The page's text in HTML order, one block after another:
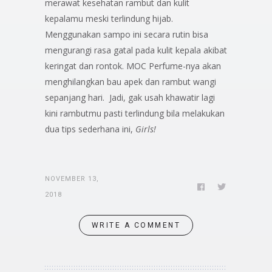
merawat kesehatan rambut dan kulit
kepalamu meski terlindung hijab.
Menggunakan sampo ini secara rutin bisa
mengurangi rasa gatal pada kulit kepala akibat
keringat dan rontok. MOC Perfume-nya akan
menghilangkan bau apek dan rambut wangi
sepanjang hari. Jadi, gak usah khawatir lagi
kini rambutmu pasti terlindung bila melakukan
dua tips sederhana ini, Girls!
NOVEMBER 13,
2018
WRITE A COMMENT